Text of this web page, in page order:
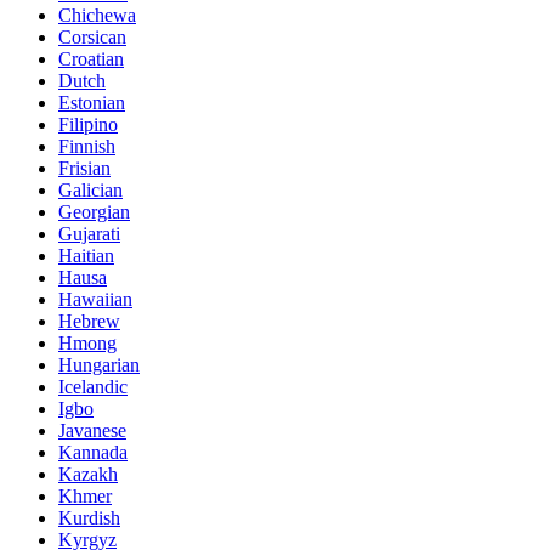
Chichewa
Corsican
Croatian
Dutch
Estonian
Filipino
Finnish
Frisian
Galician
Georgian
Gujarati
Haitian
Hausa
Hawaiian
Hebrew
Hmong
Hungarian
Icelandic
Igbo
Javanese
Kannada
Kazakh
Khmer
Kurdish
Kyrgyz